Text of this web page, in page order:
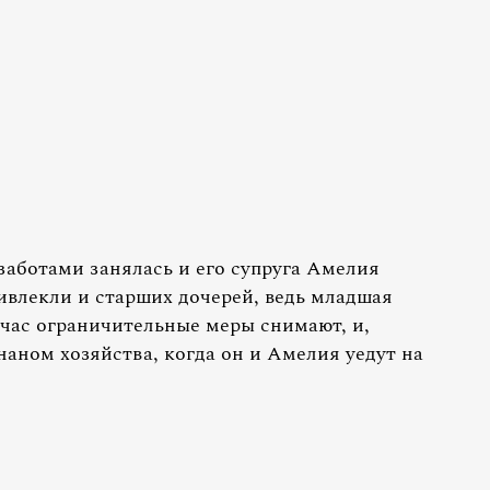
занялась и его супруга Амелия
и старших дочерей, ведь младшая
ограничительные меры снимают, и,
хозяйства, когда он и Амелия уедут на